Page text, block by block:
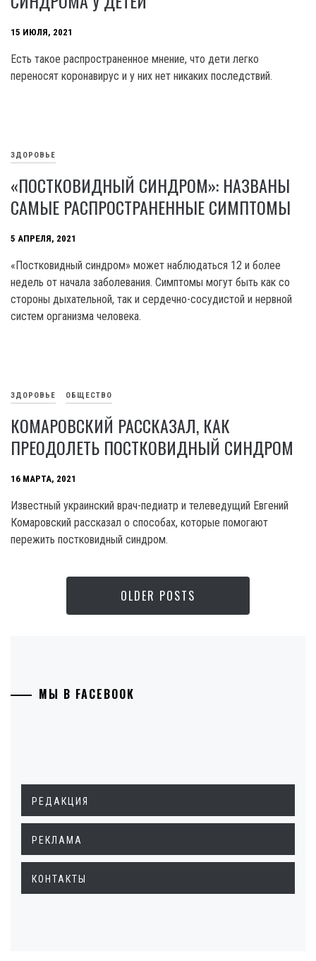
15 ИЮЛЯ, 2021
Есть такое распространенное мнение, что дети легко
переносят коронавирус и у них нет никаких последствий.
ЗДОРОВЬЕ
«ПОСТКОВИДНЫЙ СИНДРОМ»: НАЗВАНЫ
САМЫЕ РАСПРОСТРАНЕННЫЕ СИМПТОМЫ
5 АПРЕЛЯ, 2021
«Постковидный синдром» может наблюдаться 12 и более
недель от начала заболевания. Симптомы могут быть как со
стороны дыхательной, так и сердечно-сосудистой и нервной
систем организма человека.
ЗДОРОВЬЕ ОБЩЕСТВО
КОМАРОВСКИЙ РАССКАЗАЛ, КАК
ПРЕОДОЛЕТЬ ПОСТКОВИДНЫЙ СИНДРОМ
16 МАРТА, 2021
Известный украинский врач-педиатр и телеведущий Евгений
Комаровский рассказал о способах, которые помогают
пережить постковидный синдром.
OLDER POSTS
МЫ В FACEBOOK
РЕДАКЦИЯ
РЕКЛАМА
КОНТАКТЫ